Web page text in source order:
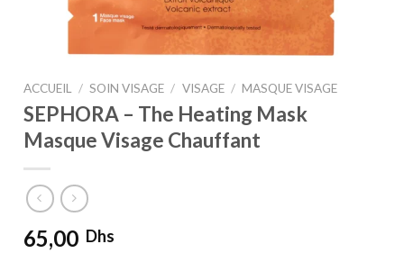
ACCUEIL / SOIN VISAGE / VISAGE / MASQUE VISAGE
SEPHORA – The Heating Mask
Masque Visage Chauffant
65,00 Dhs